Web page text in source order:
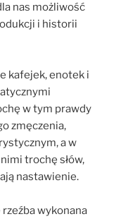
nas możliwość
i historii
kafejek, enotek i
w tym prawdy
zmęczenia,
a w
trochę słów,
nastawienie.
rzeźba wykonana